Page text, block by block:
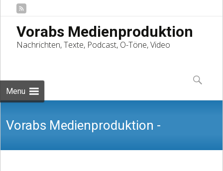
Vorabs Medienproduktion
Nachrichten, Texte, Podcast, O-Töne, Video
Menu
to
content
Suchen
nach:
Vorabs Medienproduktion -